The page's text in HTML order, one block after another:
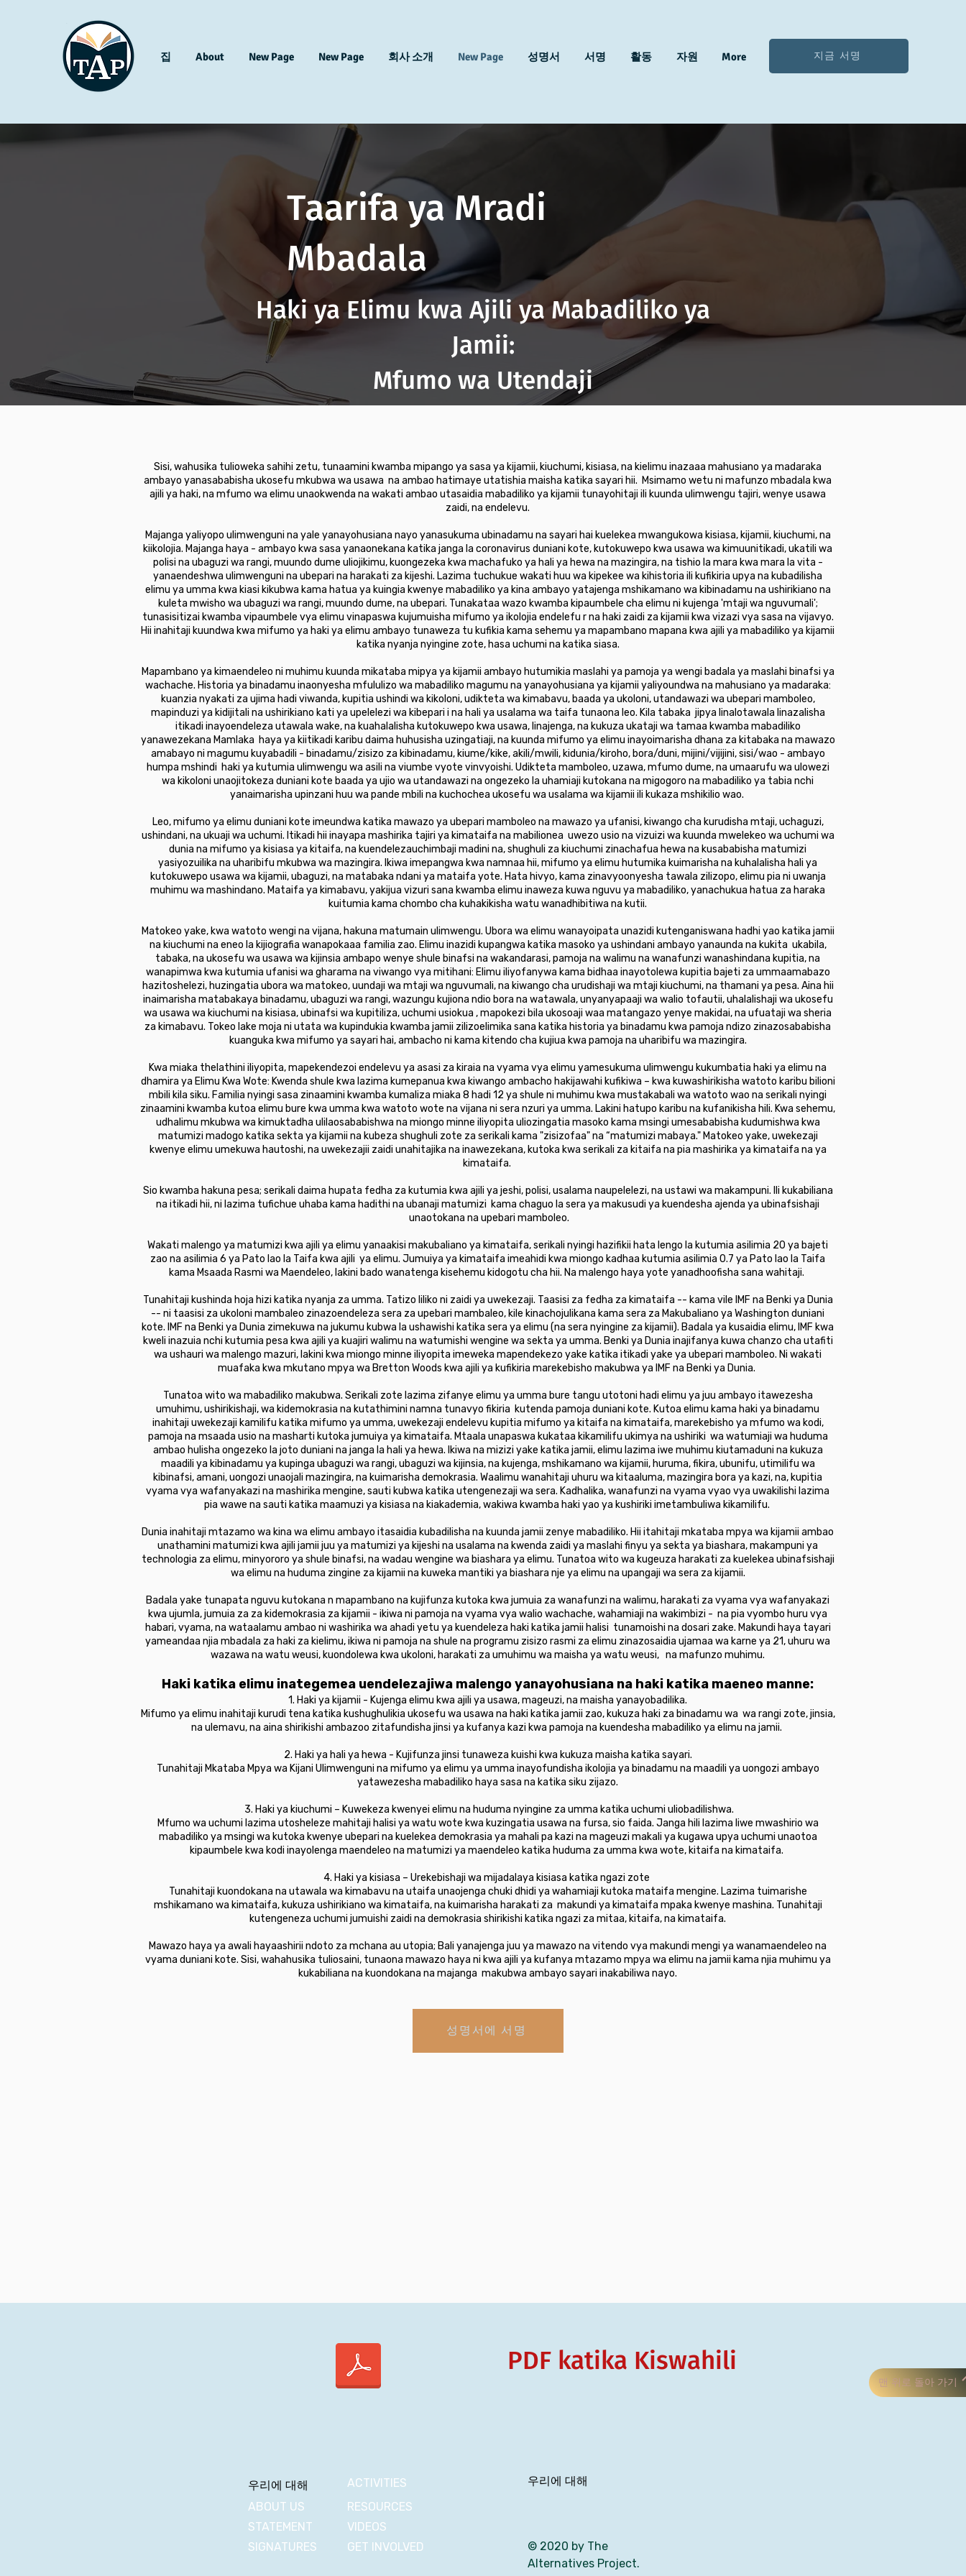
집 About New Page New Page 회사 소개 New Page 성명서 서명 활동 자원 More 지금 서명
Taarifa ya Mradi
Mbadala
Haki ya Elimu kwa Ajili ya Mabadiliko ya
Jamii:
Mfumo wa Utendaji
Sisi, wahusika tulioweka sahihi zetu, tunaamini kwamba mipango ya sasa ya kijamii, kiuchumi, kisiasa, na kielimu inazaaa mahusiano ya madaraka
ambayo yanasababisha ukosefu mkubwa wa usawa na ambao hatimaye utatishia maisha katika sayari hii. Msimamo wetu ni mafunzo mbadala kwa
ajili ya haki, na mfumo wa elimu unaokwenda na wakati ambao utasaidia mabadiliko ya kijamii tunayohitaji ili kuunda ulimwengu tajiri, wenye usawa
zaidi, na endelevu.
Majanga yaliyopo ulimwenguni na yale yanayohusiana nayo yanasukuma ubinadamu na sayari hai kuelekea mwangukowa kisiasa, kijamii, kiuchumi, na
kiikolojia. Majanga haya - ambayo kwa sasa yanaonekana katika janga la coronavirus duniani kote, kutokuwepo kwa usawa wa kimuunitikadi, ukatili wa
polisi na ubaguzi wa rangi, muundo dume uliojikimu, kuongezeka kwa machafuko ya hali ya hewa na mazingira, na tishio la mara kwa mara la vita -
yanaendeshwa ulimwenguni na ubepari na harakati za kijeshi. Lazima tuchukue wakati huu wa kipekee wa kihistoria ili kufikiria upya na kubadilisha
elimu ya umma kwa kiasi kikubwa kama hatua ya kuingia kwenye mabadiliko ya kina ambayo yatajenga mshikamano wa kibinadamu na ushirikiano na
kuleta mwisho wa ubaguzi wa rangi, muundo dume, na ubepari. Tunakataa wazo kwamba kipaumbele cha elimu ni kujenga 'mtaji wa nguvumali';
tunasisitizai kwamba vipaumbele vya elimu vinapaswa kujumuisha mifumo ya ikolojia endelefu r na haki zaidi za kijamii kwa vizazi vya sasa na vijavyo.
Hii inahitaji kuundwa kwa mifumo ya haki ya elimu ambayo tunaweza tu kufikia kama sehemu ya mapambano mapana kwa ajili ya mabadiliko ya kijamii
katika nyanja nyingine zote, hasa uchumi na katika siasa.
Mapambano ya kimaendeleo ni muhimu kuunda mikataba mipya ya kijamii ambayo hutumikia maslahi ya pamoja ya wengi badala ya maslahi binafsi ya
wachache. Historia ya binadamu inaonyesha mfululizo wa mabadiliko magumu na yanayohusiana ya kijamii yaliyoundwa na mahusiano ya madaraka:
kuanzia nyakati za ujima hadi viwanda, kupitia ushindi wa kikoloni, udikteta wa kimabavu, baada ya ukoloni, utandawazi wa ubepari mamboleo,
mapinduzi ya kidijitali na ushirikiano kati ya upelelezi wa kibepari i na hali ya usalama wa taifa tunaona leo. Kila tabaka jipya linalotawala linazalisha
itikadi inayoendeleza utawala wake, na kuahalalisha kutokuwepo kwa usawa, linajenga, na kukuza ukataji wa tamaa kwamba mabadiliko
yanawezekana Mamlaka haya ya kiitikadi karibu daima huhusisha uzingatiaji, na kuunda mifumo ya elimu inayoimarisha dhana za kitabaka na mawazo
amabayo ni magumu kuyabadili - binadamu/zisizo za kibinadamu, kiume/kike, akili/mwili, kidunia/kiroho, bora/duni, mijini/vijijini, sisi/wao - ambayo
humpa mshindi haki ya kutumia ulimwengu wa asili na viumbe vyote vinvyoishi. Udikteta mamboleo, uzawa, mfumo dume, na umaarufu wa ulowezi
wa kikoloni unaojitokeza duniani kote baada ya ujio wa utandawazi na ongezeko la uhamiaji kutokana na migogoro na mabadiliko ya tabia nchi
yanaimarisha upinzani huu wa pande mbili na kuchochea ukosefu wa usalama wa kijamii ili kukaza mshikilio wao.
Leo, mifumo ya elimu duniani kote imeundwa katika mawazo ya ubepari mamboleo na mawazo ya ufanisi, kiwango cha kurudisha mtaji, uchaguzi,
ushindani, na ukuaji wa uchumi. Itikadi hii inayapa mashirika tajiri ya kimataifa na mabilionea uwezo usio na vizuizi wa kuunda mwelekeo wa uchumi wa
dunia na mifumo ya kisiasa ya kitaifa, na kuendelezauchimbaji madini na, shughuli za kiuchumi zinachafua hewa na kusababisha matumizi
yasiyozuilika na uharibifu mkubwa wa mazingira. Ikiwa imepangwa kwa namnaa hii, mifumo ya elimu hutumika kuimarisha na kuhalalisha hali ya
kutokuwepo usawa wa kijamii, ubaguzi, na matabaka ndani ya mataifa yote. Hata hivyo, kama zinavyoonyesha tawala zilizopo, elimu pia ni uwanja
muhimu wa mashindano. Mataifa ya kimabavu, yakijua vizuri sana kwamba elimu inaweza kuwa nguvu ya mabadiliko, yanachukua hatua za haraka
kuitumia kama chombo cha kuhakikisha watu wanadhibitiwa na kutii.
Matokeo yake, kwa watoto wengi na vijana, hakuna matumain ulimwengu. Ubora wa elimu wanayoipata unazidi kutenganiswana hadhi yao katika jamii
na kiuchumi na eneo la kijiografia wanapokaaa familia zao. Elimu inazidi kupangwa katika masoko ya ushindani ambayo yanaunda na kukita ukabila,
tabaka, na ukosefu wa usawa wa kijinsia ambapo wenye shule binafsi na wakandarasi, pamoja na walimu na wanafunzi wanashindana kupitia, na
wanapimwa kwa kutumia ufanisi wa gharama na viwango vya mitihani: Elimu iliyofanywa kama bidhaa inayotolewa kupitia bajeti za ummaamabazo
hazitoshelezi, huzingatia ubora wa matokeo, uundaji wa mtaji wa nguvumali, na kiwango cha urudishaji wa mtaji kiuchumi, na thamani ya pesa. Aina hii
inaimarisha matabakaya binadamu, ubaguzi wa rangi, wazungu kujiona ndio bora na watawala, unyanyapaaji wa walio tofautii, uhalalishaji wa ukosefu
wa usawa wa kiuchumi na kisiasa, ubinafsi wa kupitiliza, uchumi usiokua , mapokezi bila ukosoaji waa matangazo yenye makidai, na ufuataji wa sheria
za kimabavu. Tokeo lake moja ni utata wa kupindukia kwamba jamii zilizoelimika sana katika historia ya binadamu kwa pamoja ndizo zinazosababisha
kuanguka kwa mifumo ya sayari hai, ambacho ni kama kitendo cha kujiua kwa pamoja na uharibifu wa mazingira.
Kwa miaka thelathini iliyopita, mapekendezoi endelevu ya asasi za kiraia na vyama vya elimu yamesukuma ulimwengu kukumbatia haki ya elimu na
dhamira ya Elimu Kwa Wote: Kwenda shule kwa lazima kumepanua kwa kiwango ambacho hakijawahi kufikiwa – kwa kuwashirikisha watoto karibu bilioni
mbili kila siku. Familia nyingi sasa zinaamini kwamba kumaliza miaka 8 hadi 12 ya shule ni muhimu kwa mustakabali wa watoto wao na serikali nyingi
zinaamini kwamba kutoa elimu bure kwa umma kwa watoto wote na vijana ni sera nzuri ya umma. Lakini hatupo karibu na kufanikisha hili. Kwa sehemu,
udhalimu mkubwa wa kimuktadha ulilaosababishwa na miongo minne iliyopita uliozingatia masoko kama msingi umesababisha kudumishwa kwa
matumizi madogo katika sekta ya kijamii na kubeza shughuli zote za serikali kama "zisizofaa" na “matumizi mabaya." Matokeo yake, uwekezaji
kwenye elimu umekuwa hautoshi, na uwekezajii zaidi unahitajika na inawezekana, kutoka kwa serikali za kitaifa na pia mashirika ya kimataifa na ya
kimataifa.
Sio kwamba hakuna pesa; serikali daima hupata fedha za kutumia kwa ajili ya jeshi, polisi, usalama naupelelezi, na ustawi wa makampuni. Ili kukabiliana
na itikadi hii, ni lazima tufichue uhaba kama hadithi na ubanaji matumizi kama chaguo la sera ya makusudi ya kuendesha ajenda ya ubinafsishaji
unaotokana na upebari mamboleo.
Wakati malengo ya matumizi kwa ajili ya elimu yanaakisi makubaliano ya kimataifa, serikali nyingi hazifikii hata lengo la kutumia asilimia 20 ya bajeti
zao na asilimia 6 ya Pato lao la Taifa kwa ajili ya elimu. Jumuiya ya kimataifa imeahidi kwa miongo kadhaa kutumia asilimia 0.7 ya Pato lao la Taifa
kama Msaada Rasmi wa Maendeleo, lakini bado wanatenga kisehemu kidogotu cha hii. Na malengo haya yote yanadhoofisha sana wahitaji.
Tunahitaji kushinda hoja hizi katika nyanja za umma. Tatizo liliko ni zaidi ya uwekezaji. Taasisi za fedha za kimataifa -- kama vile IMF na Benki ya Dunia
-- ni taasisi za ukoloni mambaleo zinazoendeleza sera za upebari mambaleo, kile kinachojulikana kama sera za Makubaliano ya Washington duniani
kote. IMF na Benki ya Dunia zimekuwa na jukumu kubwa la ushawishi katika sera ya elimu (na sera nyingine za kijamii). Badala ya kusaidia elimu, IMF kwa
kweli inazuia nchi kutumia pesa kwa ajili ya kuajiri walimu na watumishi wengine wa sekta ya umma. Benki ya Dunia inajifanya kuwa chanzo cha utafiti
wa ushauri wa malengo mazuri, lakini kwa miongo minne iliyopita imeweka mapendekezo yake katika itikadi yake ya ubepari mamboleo. Ni wakati
muafaka kwa mkutano mpya wa Bretton Woods kwa ajili ya kufikiria marekebisho makubwa ya IMF na Benki ya Dunia.
Tunatoa wito wa mabadiliko makubwa. Serikali zote lazima zifanye elimu ya umma bure tangu utotoni hadi elimu ya juu ambayo itawezesha
umuhimu, ushirikishaji, wa kidemokrasia na kutathimini namna tunavyo fikiria kutenda pamoja duniani kote. Kutoa elimu kama haki ya binadamu
inahitaji uwekezaji kamilifu katika mifumo ya umma, uwekezaji endelevu kupitia mifumo ya kitaifa na kimataifa, marekebisho ya mfumo wa kodi,
pamoja na msaada usio na masharti kutoka jumuiya ya kimataifa. Mtaala unapaswa kukataa kikamilifu ukimya na ushiriki wa watumiaji wa huduma
ambao hulisha ongezeko la joto duniani na janga la hali ya hewa. Ikiwa na mizizi yake katika jamii, elimu lazima iwe muhimu kiutamaduni na kukuza
maadili ya kibinadamu ya kupinga ubaguzi wa rangi, ubaguzi wa kijinsia, na kujenga, mshikamano wa kijamii, huruma, fikira, ubunifu, utimilifu wa
kibinafsi, amani, uongozi unaojali mazingira, na kuimarisha demokrasia. Waalimu wanahitaji uhuru wa kitaaluma, mazingira bora ya kazi, na, kupitia
vyama vya wafanyakazi na mashirika mengine, sauti kubwa katika utengenezaji wa sera. Kadhalika, wanafunzi na vyama vyao vya uwakilishi lazima
pia wawe na sauti katika maamuzi ya kisiasa na kiakademia, wakiwa kwamba haki yao ya kushiriki imetambuliwa kikamilifu.
Dunia inahitaji mtazamo wa kina wa elimu ambayo itasaidia kubadilisha na kuunda jamii zenye mabadiliko. Hii itahitaji mkataba mpya wa kijamii ambao
unathamini matumizi kwa ajili jamii juu ya matumizi ya kijeshi na usalama na kwenda zaidi ya maslahi finyu ya sekta ya biashara, makampuni ya
technologia za elimu, minyororo ya shule binafsi, na wadau wengine wa biashara ya elimu. Tunatoa wito wa kugeuza harakati za kuelekea ubinafsishaji
wa elimu na huduma zingine za kijamii na kuweka mantiki ya biashara nje ya elimu na upangaji wa sera za kijamii.
Badala yake tunapata nguvu kutokana n mapambano na kujifunza kutoka kwa jumuia za wanafunzi na walimu, harakati za vyama vya wafanyakazi
kwa ujumla, jumuia za za kidemokrasia za kijamii - ikiwa ni pamoja na vyama vya walio wachache, wahamiaji na wakimbizi - na pia vyombo huru vya
habari, vyama, na wataalamu ambao ni washirika wa ahadi yetu ya kuendeleza haki katika jamii halisi tunamoishi na dosari zake. Makundi haya tayari
yameandaa njia mbadala za haki za kielimu, ikiwa ni pamoja na shule na programu zisizo rasmi za elimu zinazosaidia ujamaa wa karne ya 21, uhuru wa
wazawa na watu weusi, kuondolewa kwa ukoloni, harakati za umuhimu wa maisha ya watu weusi, na mafunzo muhimu.
Haki katika elimu inategemea uendelezajiwa malengo yanayohusiana na haki katika maeneo manne:
1. Haki ya kijamii - Kujenga elimu kwa ajili ya usawa, mageuzi, na maisha yanayobadilika.
Mifumo ya elimu inahitaji kurudi tena katika kushughulikia ukosefu wa usawa na haki katika jamii zao, kukuza haki za binadamu wa wa rangi zote, jinsia,
na ulemavu, na aina shirikishi ambazoo zitafundisha jinsi ya kufanya kazi kwa pamoja na kuendesha mabadiliko ya elimu na jamii.
2. Haki ya hali ya hewa - Kujifunza jinsi tunaweza kuishi kwa kukuza maisha katika sayari.
Tunahitaji Mkataba Mpya wa Kijani Ulimwenguni na mifumo ya elimu ya umma inayofundisha ikolojia ya binadamu na maadili ya uongozi ambayo
yatawezesha mabadiliko haya sasa na katika siku zijazo.
3. Haki ya kiuchumi – Kuwekeza kwenyei elimu na huduma nyingine za umma katika uchumi uliobadilishwa.
Mfumo wa uchumi lazima utosheleze mahitaji halisi ya watu wote kwa kuzingatia usawa na fursa, sio faida. Janga hili lazima liwe mwashirio wa
mabadiliko ya msingi wa kutoka kwenye ubepari na kuelekea demokrasia ya mahali pa kazi na mageuzi makali ya kugawa upya uchumi unaotoa
kipaumbele kwa kodi inayolenga maendeleo na matumizi ya maendeleo katika huduma za umma kwa wote, kitaifa na kimataifa.
4. Haki ya kisiasa – Urekebishaji wa mijadalaya kisiasa katika ngazi zote
Tunahitaji kuondokana na utawala wa kimabavu na utaifa unaojenga chuki dhidi ya wahamiaji kutoka mataifa mengine. Lazima tuimarishe
mshikamano wa kimataifa, kukuza ushirikiano wa kimataifa, na kuimarisha harakati za makundi ya kimataifa mpaka kwenye mashina. Tunahitaji
kutengeneza uchumi jumuishi zaidi na demokrasia shirikishi katika ngazi za mitaa, kitaifa, na kimataifa.
Mawazo haya ya awali hayaashirii ndoto za mchana au utopia; Bali yanajenga juu ya mawazo na vitendo vya makundi mengi ya wanamaendeleo na
vyama duniani kote. Sisi, wahahusika tuliosaini, tunaona mawazo haya ni kwa ajili ya kufanya mtazamo mpya wa elimu na jamii kama njia muhimu ya
kukabiliana na kuondokana na majanga makubwa ambayo sayari inakabiliwa nayo.
성명서에 서명
PDF katika Kiswahili
맨 위로 돌아 가기
우리에 대해
ABOUT US
STATEMENT
SIGNATURES
ACTIVITIES
RESOURCES
VIDEOS
GET INVOLVED
우리에 대해
© 2020 by The
Alternatives Project.